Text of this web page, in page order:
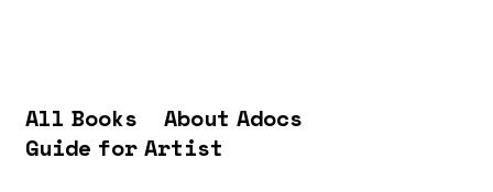
All Books
About Adocs
Guide for Artist